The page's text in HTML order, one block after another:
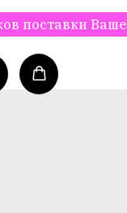
Вашего